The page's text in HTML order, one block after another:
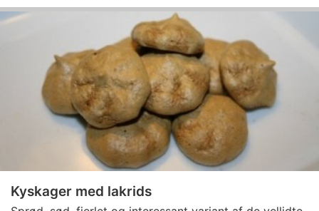
Kyskager med lakrids